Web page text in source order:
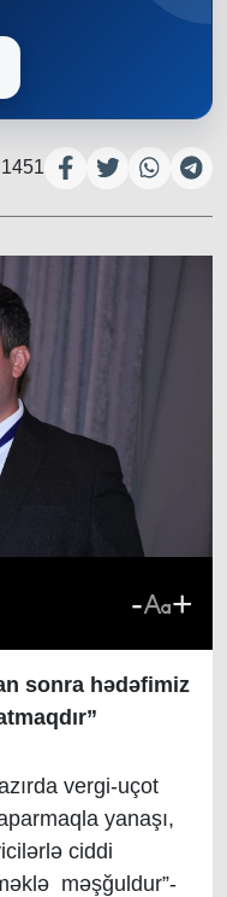
1451
- +
sonra hədəfimiz
vergi-uçot
yanaşı,
ciddi
məşğuldur”-